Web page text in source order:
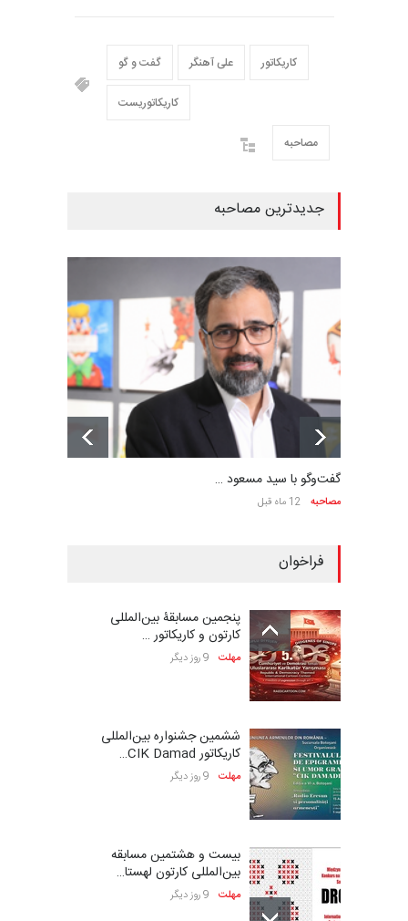
گفت و گو علی آهنگر کاریکاتور
کاریکاتوریست
مصاحبه
جدیدترین مصاحبه
گفت‌وگو با سید مسعود …
مصاحبه 12 ماه قبل
فراخوان
پنجمین مسابقۀ بین‌المللی
کارتون و کاریکاتور …
مهلت 9 روز دیگر
ششمین جشنواره بین‌المللی
کاریکاتور CIK Damad…
مهلت 9 روز دیگر
بیست و هشتمین مسابقه
بین‌المللی کارتون لهستا…
مهلت 9 روز دیگر